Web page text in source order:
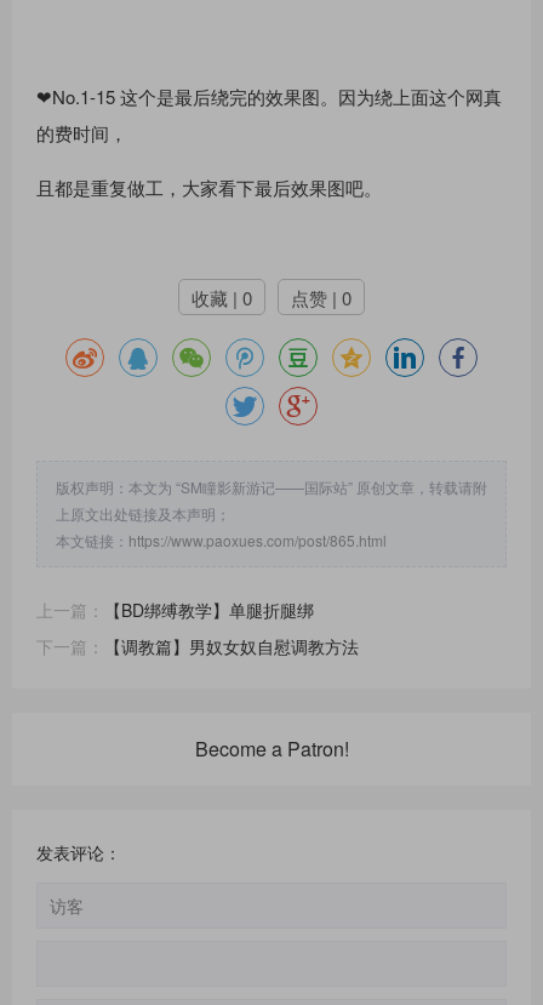
❤No.1-15 这个是最后绕完的效果图。因为绕上⾯这个⽹真
的费时间，
且都是重复做⼯，⼤家看下最后效果图吧。
收藏 | 0 点赞 | 0
版权声明：本文为 “SM瞳影新游记——国际站” 原创文章，转载请附
上原文出处链接及本声明；
本文链接： https://www.paoxues.com/post/865.html
上一篇：
【BD绑缚教学】单腿折腿绑
下一篇：
【调教篇】男奴女奴自慰调教方法
Become a Patron!
发表评论：